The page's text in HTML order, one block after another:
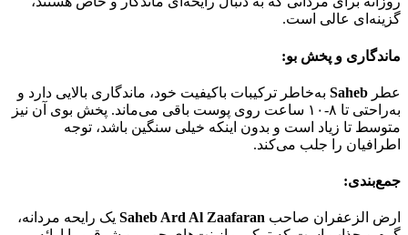
گزینه‌ای عالی است.
ماندگاری و پخش بو:
عطر Saheb به‌خاطر ترکیبات باکیفیت خود، ماندگاری بالایی دارد و
به‌راحتی تا ۸-۱۰ ساعت روی پوست باقی می‌ماند. پخش بوی آن نیز
متوسط تا زیاد است و بدون اینکه خیلی سنگین باشد، توجه
اطرافیان را جلب می‌کند.
جمع‌بندی:
ارض الزعفران صاحب Saheb Ard Al Zaafaran یک رایحه مردانه،